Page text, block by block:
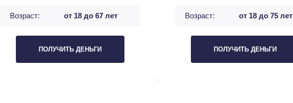
Возраст: от 18 до 67 лет
ПОЛУЧИТЬ ДЕНЬГИ
Возраст: от 18 до 75 лет
ПОЛУЧИТЬ ДЕНЬГИ